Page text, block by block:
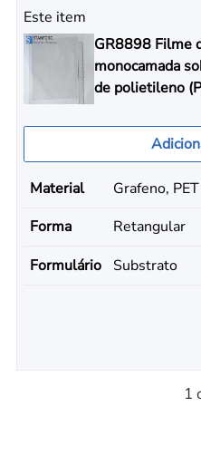
Este item
GR8898 Filme
monocamada
de polietileno
Material
Grafeno, PET
Forma
Retangular
Formulário
Substrato
1